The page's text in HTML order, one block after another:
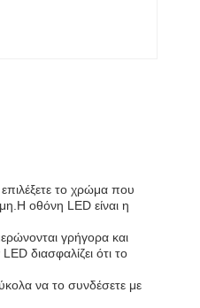
το χρώμα που
οθόνη LED είναι η
γρήγορα και
διασφαλίζει ότι το
να το συνδέσετε με